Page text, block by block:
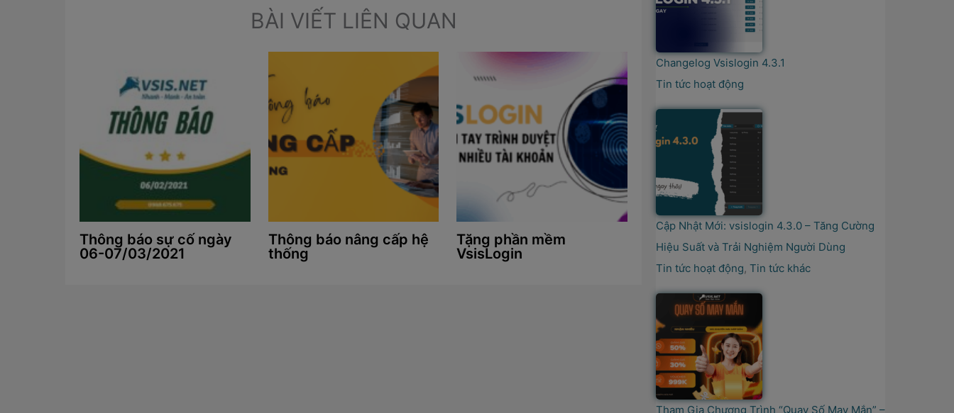
BÀI VIẾT LIÊN QUAN
Thông báo sự cố ngày
06-07/03/2021
Thông báo nâng cấp hệ
thống
Tặng phần mềm
VsisLogin
Changelog Vsislogin 4.3.1
Tin tức hoạt động
Cập Nhật Mới: vsislogin 4.3.0 – Tăng Cường
Hiệu Suất và Trải Nghiệm Người Dùng
Tin tức hoạt động, Tin tức khác
Tham Gia Chương Trình “Quay Số May Mắn” –